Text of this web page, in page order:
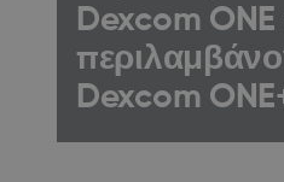
Dexcom
Dexcom